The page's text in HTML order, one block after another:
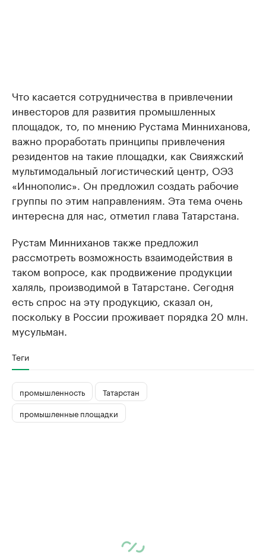
Что касается сотрудничества в привлечении
инвесторов для развития промышленных
площадок, то, по мнению Рустама Минниханова,
важно проработать принципы привлечения
резидентов на такие площадки, как Свияжский
мультимодальный логистический центр, ОЭЗ
«Иннополис». Он предложил создать рабочие
группы по этим направлениям. Эта тема очень
интересна для нас, отметил глава Татарстана.
Рустам Минниханов также предложил
рассмотреть возможность взаимодействия в
таком вопросе, как продвижение продукции
халяль, производимой в Татарстане. Сегодня
есть спрос на эту продукцию, сказал он,
поскольку в России проживает порядка 20 млн.
мусульман.
Теги
промышленность
Татарстан
промышленные площадки